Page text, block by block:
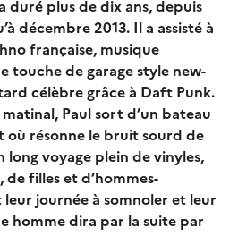
duré plus de dix ans, depuis
décembre 2013. Il a assisté à
française, musique
touche de garage style new-
célèbre grâce à Daft Punk.
Paul sort d’un bateau
résonne le bruit sourd de
voyage plein de vinyles,
de filles et d’hommes-
journée à somnoler et leur
homme dira par la suite par